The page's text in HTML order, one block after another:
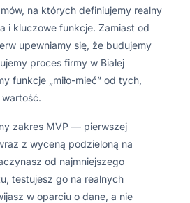
na których definiujemy realny
i kluczowe funkcje. Zamiast od
upewniamy się, że budujemy
proces firmy w Białej
funkcje „miło-mieć” od tych,
zakres MVP — pierwszej
z wyceną podzieloną na
od najmniejszego
testujesz go na realnych
w oparciu o dane, a nie